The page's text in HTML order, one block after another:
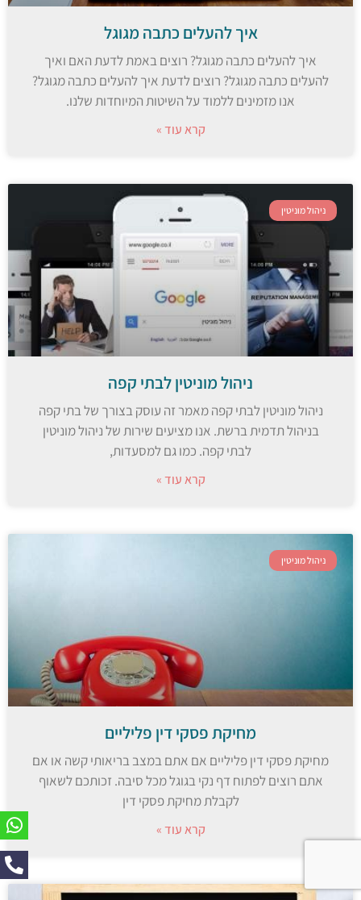
איך להעלים כתבה מגוגל
איך להעלים כתבה מגוגל? רוצים באמת לדעת האם ואיך
להעלים כתבה מגוגל? רוצים לדעת איך להעלים כתבה מגוגל?
אנו מזמינים ללמוד על השיטות המיוחדות שלנו.
קרא עוד »
ניהול מוניטין
ניהול מוניטין לבתי קפה
ניהול מוניטין לבתי קפה מאמר זה עוסק בצורך של בתי קפה
בניהול תדמית ברשת. אנו מציעים שירות של ניהול מוניטין
לבתי קפה. כמו גם למסעדות,
קרא עוד »
ניהול מוניטין
מחיקת פסקי דין פליליים
מחיקת פסקי דין פליליים אם אתם במצב בריאותי קשה או אם
אתם רוצים לפתוח דף נקי בגוגל מכל סיבה. זכותכם לשאוף
לקבלת מחיקת פסקי דין
קרא עוד »